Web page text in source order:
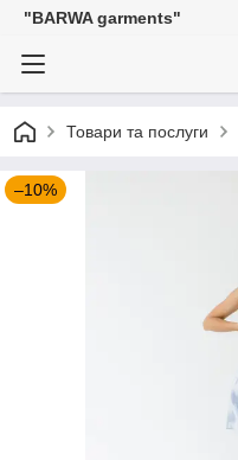
"BARWA garments"
Товари та послуги
–10%